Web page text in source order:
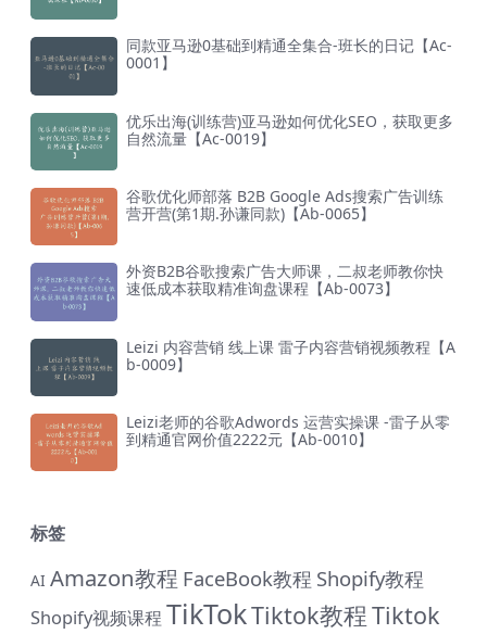
同款亚马逊0基础到精通全集合-班长的日记【Ac-
0001】
优乐出海(训练营)亚马逊如何优化SEO，获取更多
自然流量【Ac-0019】
谷歌优化师部落 B2B Google Ads搜索广告训练
营开营(第1期.孙谦同款)【Ab-0065】
外资B2B谷歌搜索广告大师课，二叔老师教你快
速低成本获取精准询盘课程【Ab-0073】
Leizi 内容营销 线上课 雷子内容营销视频教程【A
b-0009】
Leizi老师的谷歌Adwords 运营实操课 -雷子从零
到精通官网价值2222元【Ab-0010】
标签
AI Amazon教程 FaceBook教程 Shopify教程
Shopify视频课程TikTokTiktok教程Tiktok